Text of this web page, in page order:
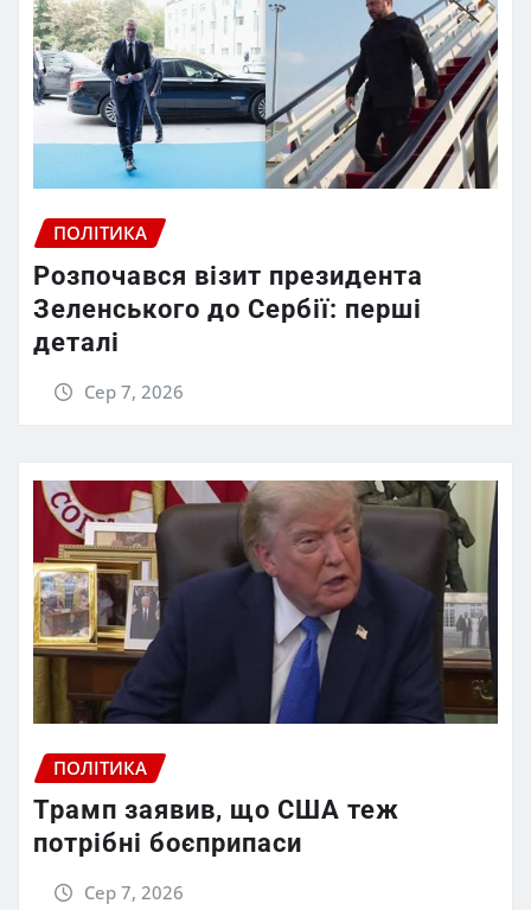
ПОЛІТИКА
Розпочався візит президента
Зеленського до Сербії: перші
деталі
Сер 7, 2026
ПОЛІТИКА
Трамп заявив, що США теж
потрібні боєприпаси
Сер 7, 2026